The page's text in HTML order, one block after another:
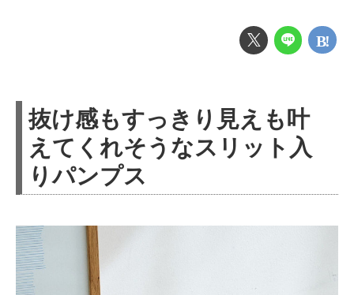
抜け感もすっきり見えも叶
えてくれそうなスリット入
りパンプス